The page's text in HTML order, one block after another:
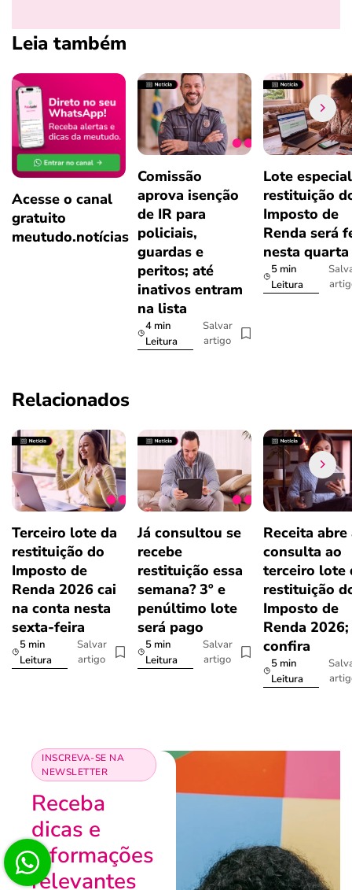
Leia também
Acesse o canal
gratuito
meutudo.notícias
Comissão
aprova isenção
de IR para
policiais,
guardas e
peritos; até
inativos entram
na lista
4 min
Leitura
Salvar
artigo
Lote
restituição
Imposto de
Renda será
nesta quarta
5 min
Leitura
Relacionados
Terceiro lote da
restituição do
Imposto de
Renda 2026 cai
na conta nesta
sexta-feira
5 min
Leitura
Salvar
artigo
Já consultou se
recebe
restituição essa
semana? 3º e
penúltimo lote
será pago
5 min
Leitura
Salvar
artigo
Receita abre
consulta ao
terceiro lote
restituição
Imposto de
Renda 2026;
confira
5 min
Leitura
INSCREVA-SE NA
NEWSLETTER
Receba
dicas e
informações
relevantes